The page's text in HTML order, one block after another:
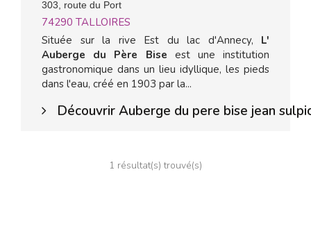
303, route du Port
74290 TALLOIRES
Située sur la rive Est du lac d'Annecy, L'
Auberge du Père Bise est une institution
gastronomique dans un lieu idyllique, les pieds
dans l'eau, créé en 1903 par la...
Découvrir Auberge du pere bise jean
1 résultat(s) trouvé(s)